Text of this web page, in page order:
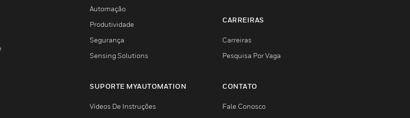
Automação
Produtividade
Segurança
Sensing Solutions
SUPORTE MYAUTOMATION
Vídeos De Instruções
CARREIRAS
Carreiras
Pesquisa Por Vaga
CONTATO
Fale Conosco